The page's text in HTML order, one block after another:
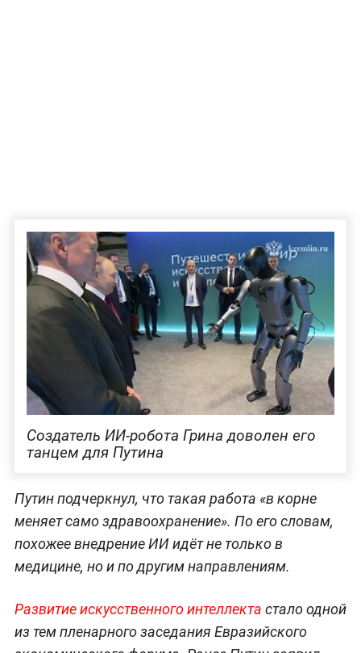
Создатель ИИ-робота Грина доволен его
танцем для Путина
Путин подчеркнул, что такая работа «в корне
меняет само здравоохранение». По его словам,
похожее внедрение ИИ идёт не только в
медицине, но и по другим направлениям.
Развитие искусственного интеллекта стало одной
из тем пленарного заседания Евразийского